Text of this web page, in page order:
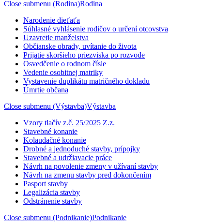
Close submenu (Rodina)Rodina
Narodenie dieťaťa
Súhlasné vyhlásenie rodičov o určení otcovstva
Uzavretie manželstva
Občianske obrady, uvítanie do života
Prijatie skoršieho priezviska po rozvode
Osvedčenie o rodnom čísle
Vedenie osobitnej matriky
Vystavenie duplikátu matričného dokladu
Úmrtie občana
Close submenu (Výstavba)Výstavba
Vzory tlačív z.č. 25/2025 Z.z.
Stavebné konanie
Kolaudačné konanie
Drobné a jednoduché stavby, prípojky
Stavebné a udržiavacie práce
Návrh na povolenie zmeny v užívaní stavby
Návrh na zmenu stavby pred dokončením
Pasport stavby
Legalizácia stavby
Odstránenie stavby
Close submenu (Podnikanie)Podnikanie